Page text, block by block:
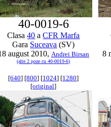
40-0019-6
Clasa40 aCFR Marfa
Gara Suceava (SV)
august 2010, Andrei Birsan
(alte 2 poze cu 40-0019-6)
8
[640] [800] [1024] [1280]
[original]